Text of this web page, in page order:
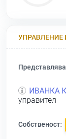
УПРАВЛЕНИЕ
ИВАНКА
управител
Собственост: